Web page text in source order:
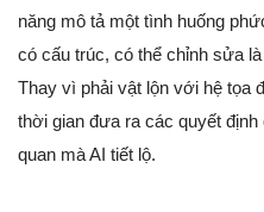
năng mô tả một tình huống
có cấu trúc, có thể chỉnh sửa
Thay vì phải vật lộn với hệ tọa
thời gian đưa ra các quyết
quan mà AI tiết lộ.